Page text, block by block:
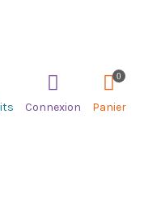
Connexion
0
Panier